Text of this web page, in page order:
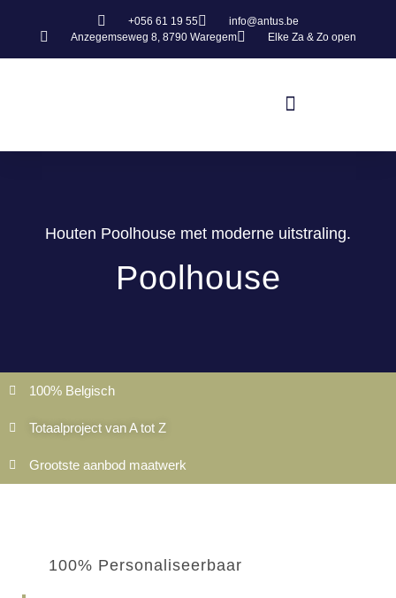
+056 61 19 55
info@antus.be
Anzegemseweg 8, 8790 Waregem
Elke Za & Zo open
Houten Poolhouse met moderne uitstraling.
Poolhouse
100% Belgisch
Totaalproject van A tot Z
Grootste aanbod maatwerk
100% Personaliseerbaar